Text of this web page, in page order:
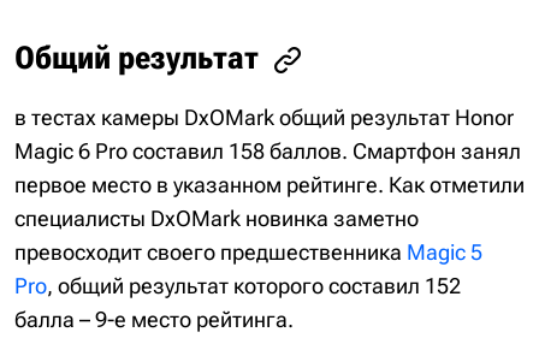
Общий результат
в тестах камеры DxOMark общий результат Honor
Magic 6 Pro составил 158 баллов. Смартфон занял
первое место в указанном рейтинге. Как отметили
специалисты DxOMark новинка заметно
превосходит своего предшественника Magic 5
Pro, общий результат которого составил 152
балла – 9-е место рейтинга.